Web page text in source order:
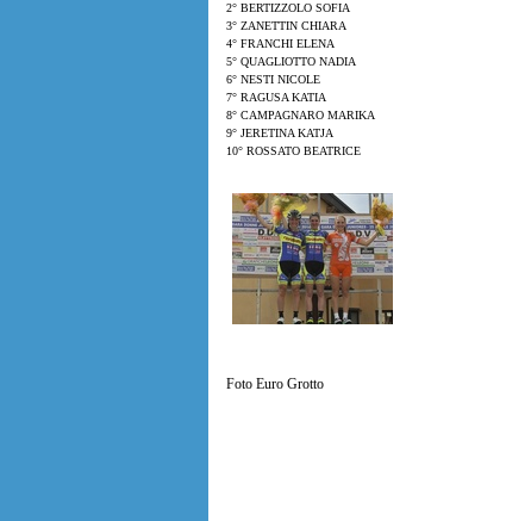
2° BERTIZZOLO SOFIA
3° ZANETTIN CHIARA
4° FRANCHI ELENA
5° QUAGLIOTTO NADIA
6° NESTI NICOLE
7° RAGUSA KATIA
8° CAMPAGNARO MARIKA
9° JERETINA KATJA
10° ROSSATO BEATRICE
Foto Euro Grotto